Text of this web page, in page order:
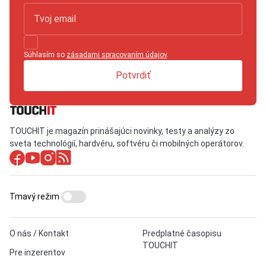
Súhlasím so zásadami spracovaním údajov.
Potvrdiť
TOUCHIT je magazín prinášajúci novinky, testy a analýzy zo
sveta technológií, hardvéru, softvéru či mobilných operátorov.
O nás / Kontakt
Pre inzerentov
Predplatné časopisu
TOUCHIT
Tmavý režim